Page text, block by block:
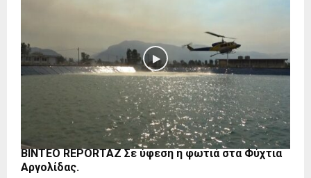
BINTEO REPORTAZ Σε ύφεση η φωτιά στα Φύχτια
Αργολίδας.